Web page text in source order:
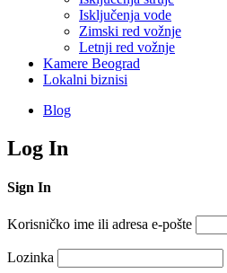
Isključenja vode
Zimski red vožnje
Letnji red vožnje
Kamere Beograd
Lokalni biznisi
Blog
Log In
Sign In
Korisničko ime ili adresa e-pošte
Lozinka